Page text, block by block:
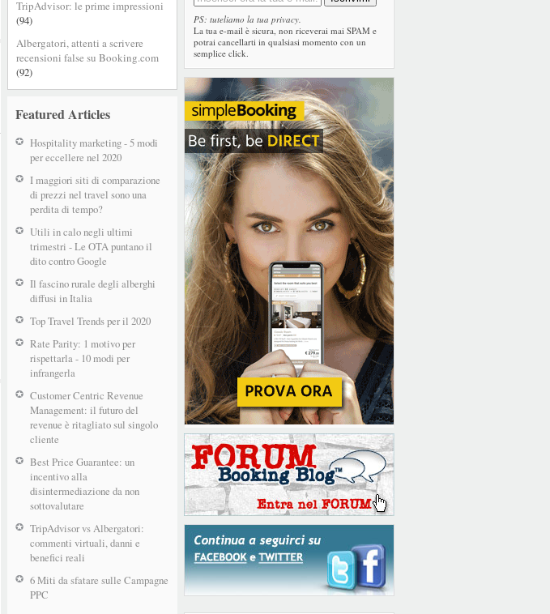
TripAdvisor: le prime impressioni
(94)
Albergatori, attenti a scrivere
recensioni false su Booking.com
(92)
Featured Articles
Hospitality marketing - 5 modi
per eccellere nel 2020
I maggiori siti di comparazione
di prezzi nel travel sono una
perdita di tempo?
Utili in calo negli ultimi
trimestri - Le OTA puntano il
dito contro Google
Il fascino rurale degli alberghi
diffusi in Italia
Top Travel Trends per il 2020
Rate Parity: 1 motivo per
rispettarla - 10 modi per
infrangerla
Customer Centric Revenue
Management: il futuro del
revenue è ritagliato sul singolo
cliente
Best Price Guarantee: un
incentivo alla
disintermediazione da non
sottovalutare
TripAdvisor vs Albergatori:
commenti virtuali, danni e
benefici reali
6 Miti da sfatare sulle Campagne
PPC
PS: tuteliamo la tua privacy.
La tua e-mail è sicura, non riceverai mai SPAM e
potrai cancellarti in qualsiasi momento con un
semplice click.